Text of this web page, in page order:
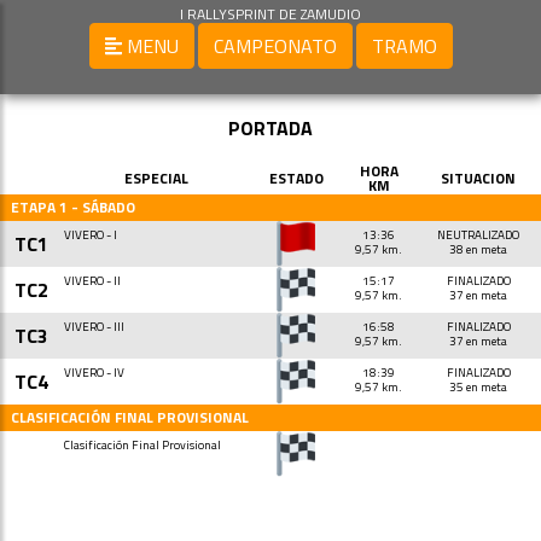
I RALLYSPRINT DE ZAMUDIO
MENU CAMPEONATO TRAMO
PORTADA
ESPECIAL ESTADO HORA
KM
SITUACION
ETAPA 1 - SÁBADO
TC1 VIVERO - I
13:36
9,57 km.
NEUTRALIZADO
38 en meta
TC2 VIVERO - II
15:17
9,57 km.
FINALIZADO
37 en meta
TC3 VIVERO - III
16:58
9,57 km.
FINALIZADO
37 en meta
TC4 VIVERO - IV
18:39
9,57 km.
FINALIZADO
35 en meta
CLASIFICACIÓN FINAL PROVISIONAL
Clasificación Final Provisional